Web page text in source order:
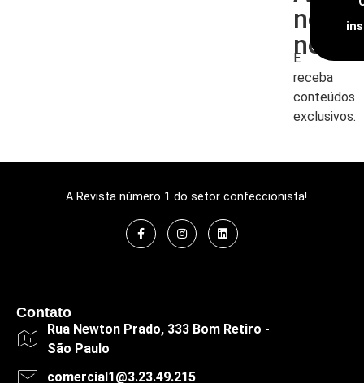
nossa
E
receba
conteúdos
exclusivos.
A Revista número 1 do setor confeccionista!
Contato
Rua Newton Prado, 333 Bom Retiro -
São Paulo
comercial1@3.23.49.215